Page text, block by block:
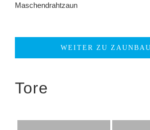
Maschendrahtzaun
WEITER ZU
Tore